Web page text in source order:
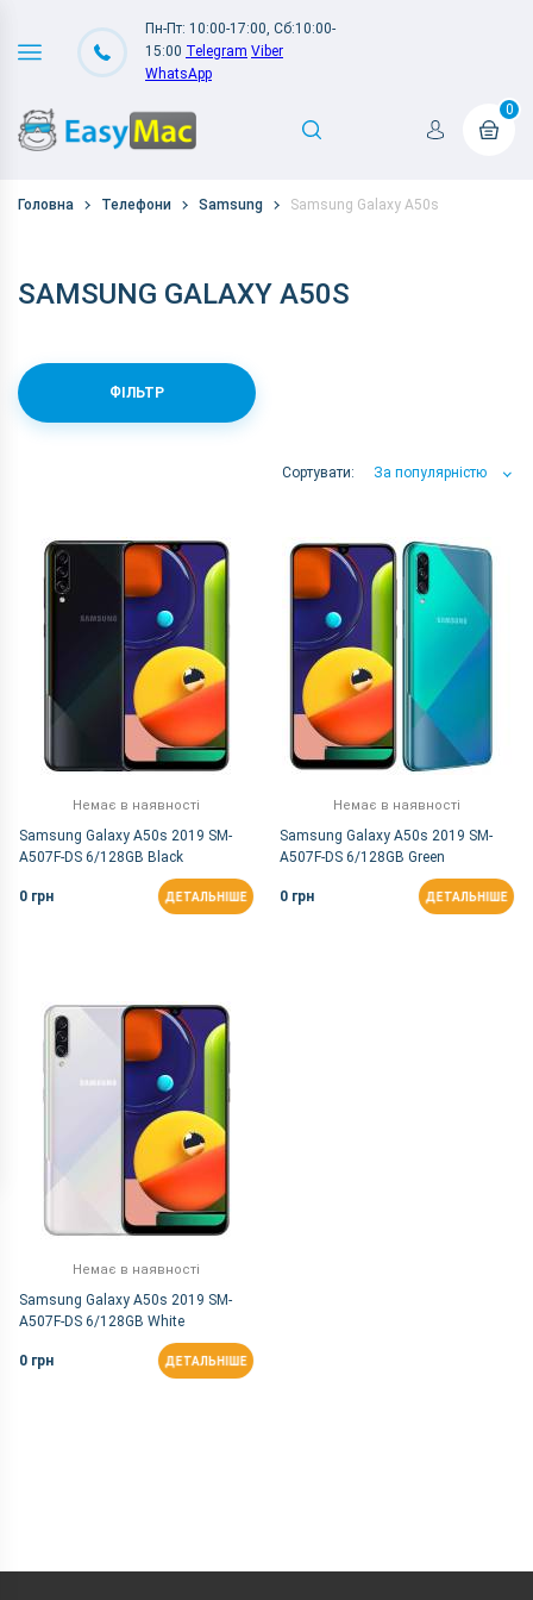
Пн-Пт: 10:00-17:00, Сб:10:00-
15:00 Telegram Viber
WhatsApp
0
Головна Телефони Samsung Samsung Galaxy A50s
SAMSUNG GALAXY A50S
ФІЛЬТР
Сортувати: За популярністю
За популярністю
Немає в наявності
Samsung Galaxy A50s 2019 SM-
A507F-DS 6/128GB Black
0 грн ДЕТАЛЬНІШЕ
Немає в наявності
Samsung Galaxy A50s 2019 SM-
A507F-DS 6/128GB Green
0 грн ДЕТАЛЬНІШЕ
Немає в наявності
Samsung Galaxy A50s 2019 SM-
A507F-DS 6/128GB White
0 грн ДЕТАЛЬНІШЕ